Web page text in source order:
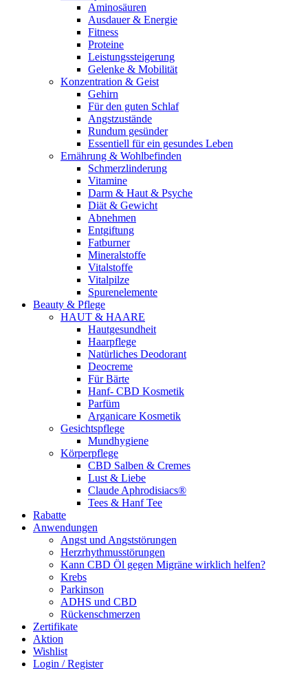
Aminosäuren
Ausdauer & Energie
Fitness
Proteine
Leistungssteigerung
Gelenke & Mobilität
Konzentration & Geist
Gehirn
Für den guten Schlaf
Angstzustände
Rundum gesünder
Essentiell für ein gesundes Leben
Ernährung & Wohlbefinden
Schmerzlinderung
Vitamine
Darm & Haut & Psyche
Diät & Gewicht
Abnehmen
Entgiftung
Fatburner
Mineralstoffe
Vitalstoffe
Vitalpilze
Spurenelemente
Beauty & Pflege
HAUT & HAARE
Hautgesundheit
Haarpflege
Natürliches Deodorant
Deocreme
Für Bärte
Hanf- CBD Kosmetik
Parfüm
Arganicare Kosmetik
Gesichtspflege
Mundhygiene
Körperpflege
CBD Salben & Cremes
Lust & Liebe
Claude Aphrodisiacs®
Tees & Hanf Tee
Rabatte
Anwendungen
Angst und Angststörungen
Herzrhythmusstörungen
Kann CBD Öl gegen Migräne wirklich helfen?
Krebs
Parkinson
ADHS und CBD
Rückenschmerzen
Zertifikate
Aktion
Wishlist
Login / Register